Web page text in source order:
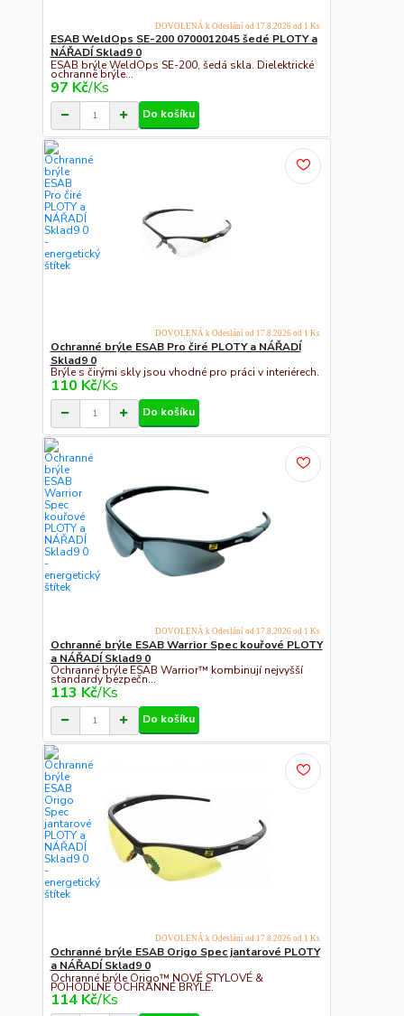
ESAB WeldOps SE-200 0700012045 šedé PLOTY a
NÁŘADÍ Sklad9 0
ESAB brýle WeldOps SE-200, šedá skla. Dielektrické
ochranné brýle...
97 Kč/Ks
DOVOLENÁ k Odeslání od 17.8.2026 od 1 Ks
Do košíku
Ochranné brýle ESAB Pro čiré PLOTY a NÁŘADÍ
Sklad9 0
Brýle s čirými skly jsou vhodné pro práci v interiérech.
110 Kč/Ks
DOVOLENÁ k Odeslání od 17.8.2026 od 1 Ks
Do košíku
Ochranné brýle ESAB Warrior Spec kouřové PLOTY
a NÁŘADÍ Sklad9 0
Ochranné brýle ESAB Warrior™ kombinují nejvyšší
standardy bezpečn...
113 Kč/Ks
DOVOLENÁ k Odeslání od 17.8.2026 od 1 Ks
Do košíku
Ochranné brýle ESAB Origo Spec jantarové PLOTY
a NÁŘADÍ Sklad9 0
Ochranné brýle Origo™ NOVÉ STYLOVÉ &
POHODLNÉ OCHRANNÉ BRÝLE.
114 Kč/Ks
DOVOLENÁ k Odeslání od 17.8.2026 od 1 Ks